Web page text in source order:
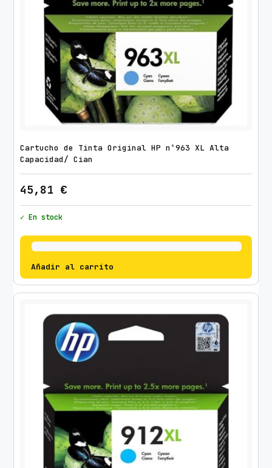
Cartucho de Tinta Original HP nº963 XL Alta
Capacidad/ Cian
45,81 €
✓ En stock
Añadir al carrito